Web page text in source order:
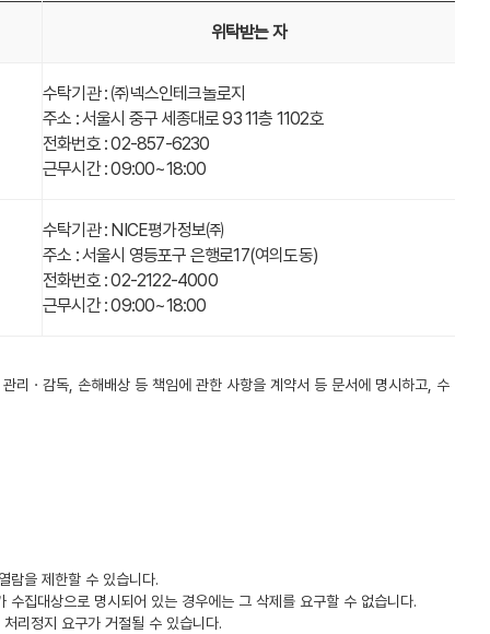
위탁받는 자
수탁기관 : ㈜넥스인테크놀로지
주소 : 서울시 중구 세종대로 93 11층 1102호
전화번호 : 02-857-6230
근무시간 : 09:00~18:00
수탁기관 : NICE평가정보㈜
주소 : 서울시 영등포구 은행로17(여의도동)
전화번호 : 02-2122-4000
근무시간 : 09:00~18:00
리ㆍ감독, 손해배상 등 책임에 관한 사항을 계약서 등 문서에 명시하고, 수
람을 제한할 수 있습니다.
수집대상으로 명시되어 있는 경우에는 그 삭제를 요구할 수 없습니다.
리정지 요구가 거절될 수 있습니다.